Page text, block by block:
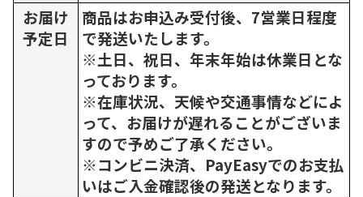
お届け
予定日
商品はお申込み受付後、7営業日程度
で発送いたします。
※土日、祝日、年末年始は休業日とな
っております。
※在庫状況、天候や交通事情などによ
って、お届けが遅れることがございま
すので予めご了承ください。
※コンビニ決済、PayEasyでのお支払
いはご入金確認後の発送となります。